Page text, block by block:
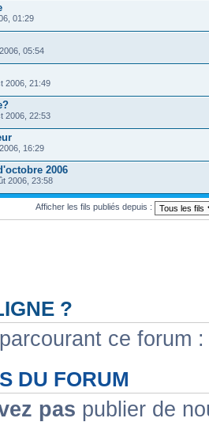
01:29
05:54
2006, 21:49
2006, 22:53
16:29
2006
2006, 23:58
Afficher les fils publiés depuis :
?
ce forum
DU FORUM
pas publier de